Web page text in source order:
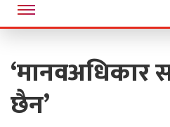
‘मानवअधिकार
छैन’